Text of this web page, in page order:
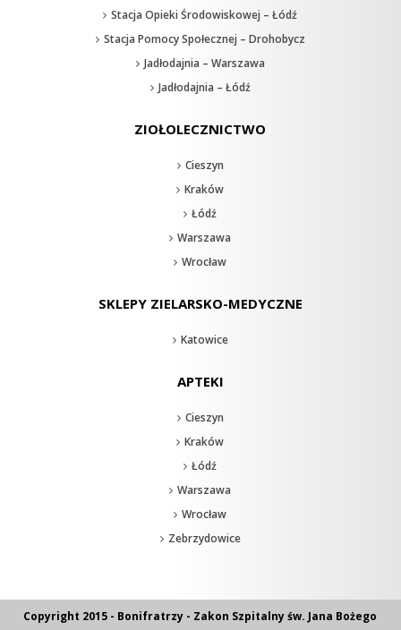
Stacja Opieki Środowiskowej – Łódź
Stacja Pomocy Społecznej – Drohobycz
Jadłodajnia – Warszawa
Jadłodajnia – Łódź
ZIOŁOLECZNICTWO
Cieszyn
Kraków
Łódź
Warszawa
Wrocław
SKLEPY ZIELARSKO-MEDYCZNE
Katowice
APTEKI
Cieszyn
Kraków
Łódź
Warszawa
Wrocław
Zebrzydowice
Copyright 2015 - Bonifratrzy - Zakon Szpitalny św. Jana Bożego